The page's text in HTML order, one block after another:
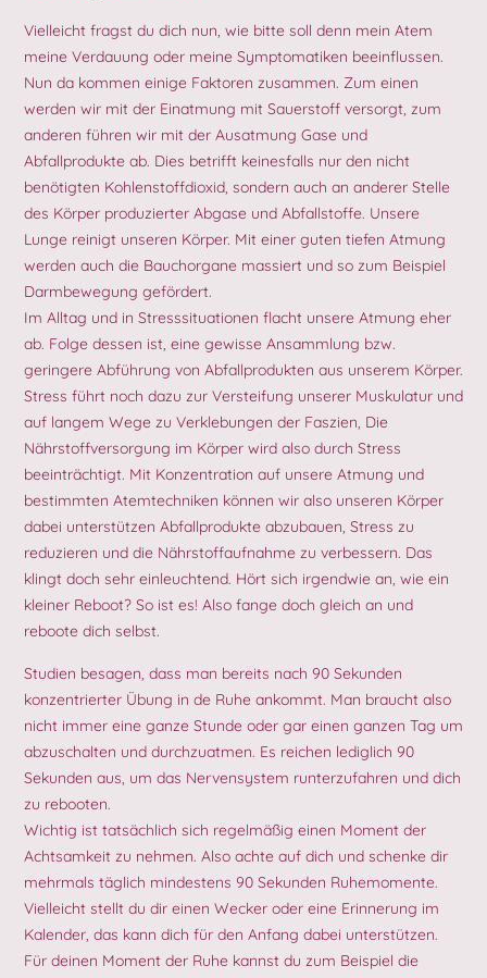
Vielleicht fragst du dich nun, wie bitte soll denn mein Atem
meine Verdauung oder meine Symptomatiken beeinflussen.
Nun da kommen einige Faktoren zusammen. Zum einen
werden wir mit der Einatmung mit Sauerstoff versorgt, zum
anderen führen wir mit der Ausatmung Gase und
Abfallprodukte ab. Dies betrifft keinesfalls nur den nicht
benötigten Kohlenstoffdioxid, sondern auch an anderer Stelle
des Körper produzierter Abgase und Abfallstoffe. Unsere
Lunge reinigt unseren Körper. Mit einer guten tiefen Atmung
werden auch die Bauchorgane massiert und so zum Beispiel
Darmbewegung gefördert.
Im Alltag und in Stresssituationen flacht unsere Atmung eher
ab. Folge dessen ist, eine gewisse Ansammlung bzw.
geringere Abführung von Abfallprodukten aus unserem Körper.
Stress führt noch dazu zur Versteifung unserer Muskulatur und
auf langem Wege zu Verklebungen der Faszien, Die
Nährstoffversorgung im Körper wird also durch Stress
beeinträchtigt. Mit Konzentration auf unsere Atmung und
bestimmten Atemtechniken können wir also unseren Körper
dabei unterstützen Abfallprodukte abzubauen, Stress zu
reduzieren und die Nährstoffaufnahme zu verbessern. Das
klingt doch sehr einleuchtend. Hört sich irgendwie an, wie ein
kleiner Reboot? So ist es! Also fange doch gleich an und
reboote dich selbst.
Studien besagen, dass man bereits nach 90 Sekunden
konzentrierter Übung in de Ruhe ankommt. Man braucht also
nicht immer eine ganze Stunde oder gar einen ganzen Tag um
abzuschalten und durchzuatmen. Es reichen lediglich 90
Sekunden aus, um das Nervensystem runterzufahren und dich
zu rebooten.
Wichtig ist tatsächlich sich regelmäßig einen Moment der
Achtsamkeit zu nehmen. Also achte auf dich und schenke dir
mehrmals täglich mindestens 90 Sekunden Ruhemomente.
Vielleicht stellt du dir einen Wecker oder eine Erinnerung im
Kalender, das kann dich für den Anfang dabei unterstützen.
Für deinen Moment der Ruhe kannst du zum Beispiel die